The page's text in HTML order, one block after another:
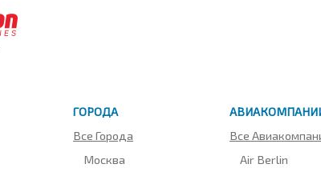
ГОРОДА
Все Города
Москва
Все
Air Berlin